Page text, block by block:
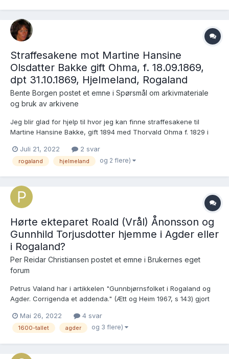
Straffesakene mot Martine Hansine
Olsdatter Bakke gift Ohma, f. 18.09.1869,
dpt 31.10.1869, Hjelmeland, Rogaland
Bente Borgen postet et emne i Spørsmål om arkivmateriale
og bruk av arkivene
Jeg blir glad for hjelp til hvor jeg kan finne straffesakene til
Martine Hansine Bakke, gift 1894 med Thorvald Ohma f. 1829 i
se ut som om straffesakene mot henne begynte i 1892, og det
var for det meste tyverier...
Juli 21, 2022 2 svar
rogaland hjelmeland og 2 flere)
Hørte ekteparet Roald (Vrål) Ånonsson og
Gunnhild Torjusdotter hjemme i Agder eller
i Rogaland?
Per Reidar Christiansen postet et emne i Brukernes eget
forum
Petrus Valand har i artikkelen "Gunnbjørnsfolket i Rogaland og
Agder. Corrigenda et addenda." (Ætt og Heim 1967, s 143) gjort
Ånonsson og Gunnhild Torjusdotter på rådstuen i Stavanger fikk
medhold i deres påstand om at Ola Bjørnsson Mydlands (i Sok...
Mai 26, 2022 4 svar
1600-tallet agder og 3 flere)